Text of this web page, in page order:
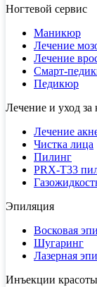
Ногтевой сервис
Маникюр
Лечение
Лечение
Смарт-
Педикюр
Лечение и уход за
Лечение
Чистка лица
Пилинг
PRX-T33
Эпиляция
Восковая
Шугаринг
Лазерная
Инъекции красоты